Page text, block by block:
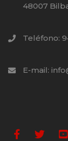
48007
Teléfono:
E-mail:
Facebook